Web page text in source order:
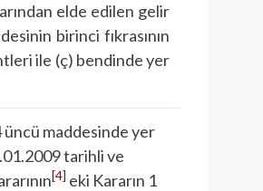
elde edilen gelir
birinci fıkrasının
ile (ç) bendinde yer
üncü maddesinde yer
tarihli ve
[4] eki Kararın 1